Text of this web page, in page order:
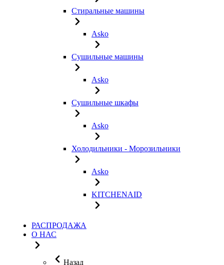
Стиральные машины
Asko
Сушильные машины
Asko
Сушильные шкафы
Asko
Холодильники - Морозильники
Asko
KITCHENAID
РАСПРОДАЖА
О НАС
Назад